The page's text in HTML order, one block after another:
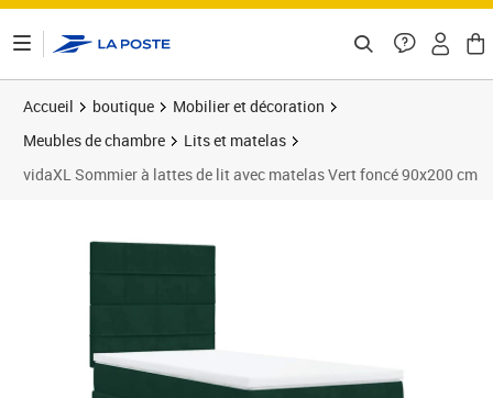
Accueil boutique
Mobilier et décoration
Meubles de chambre
Lits et matelas
vidaXL Sommier à lattes de lit avec matelas Vert foncé 90x200 cm